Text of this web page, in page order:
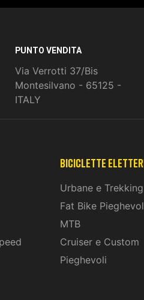
PUNTO VENDITA
Via Verrotti 37/Bis
Montesilvano - 65125 -
ITALY
biciclette
Urbane e Trekking
Fat Bike
MTB
Cruiser e Custom
Pieghevoli